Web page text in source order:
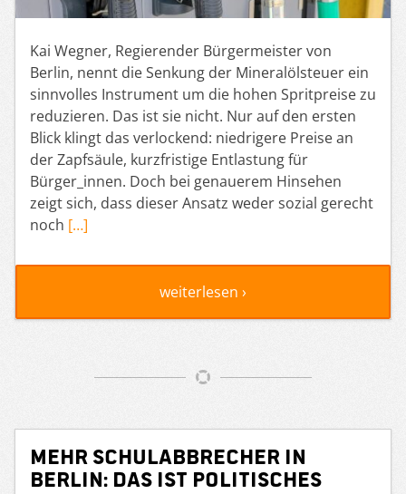
Kai Wegner, Regierender Bürgermeister von
Berlin, nennt die Senkung der Mineralölsteuer ein
sinnvolles Instrument um die hohen Spritpreise zu
reduzieren. Das ist sie nicht. Nur auf den ersten
Blick klingt das verlockend: niedrigere Preise an
der Zapfsäule, kurzfristige Entlastung für
Bürger_innen. Doch bei genauerem Hinsehen
zeigt sich, dass dieser Ansatz weder sozial gerecht
noch […]
weiterlesen ›
Mehr Schulabbrecher in
Berlin: Das ist politisches